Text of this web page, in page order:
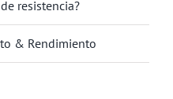
resistencia?
& Rendimiento